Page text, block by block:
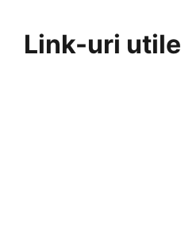
Link-uri utile